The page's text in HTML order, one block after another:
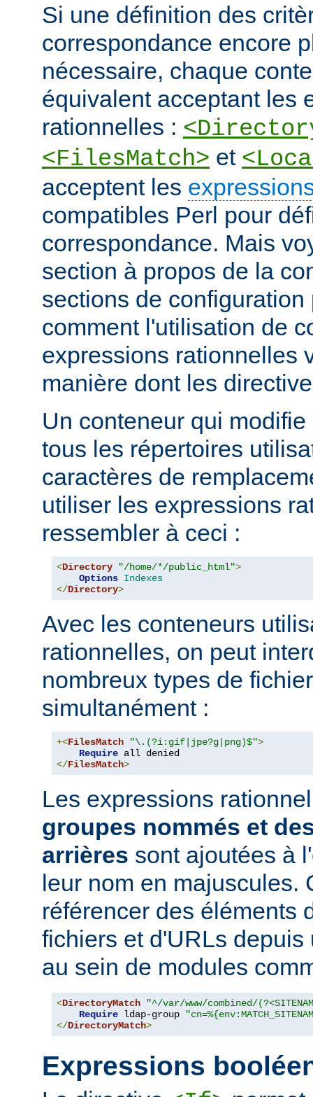
Si une définition des
correspondance encore
nécessaire, chaque
équivalent acceptant les
rationnelles :
<FilesMatch> et
acceptent les
compatibles Perl pour
correspondance. Mais
section à propos de la
sections de
comment l'utilisation de
expressions rationnelles
manière dont les
Un conteneur qui
tous les répertoires
caractères de
utiliser les expressions
ressembler à ceci :
<Directory "/home/*/public_html">
Options Indexes
</Directory>
Avec les conteneurs
rationnelles, on peut
nombreux types de
simultanément :
+<FilesMatch "\.(?i:gif|jpe?g|png)$">
Require
</FilesMatch>
Les expressions
groupes nommés et
arrières sont ajoutées à
leur nom en majuscules.
référencer des éléments
fichiers et d'URLs
au sein de modules
<DirectoryMatch
"^/var/www/combined/
Require ldap-group
</DirectoryMatch>
Expressions